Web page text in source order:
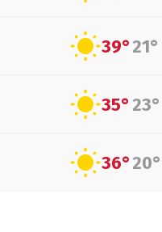
39°21°
35°23°
36°20°